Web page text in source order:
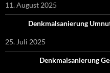
11. August 2025
Denkmalsanierung
25. Juli 2025
Denkmalsanierung